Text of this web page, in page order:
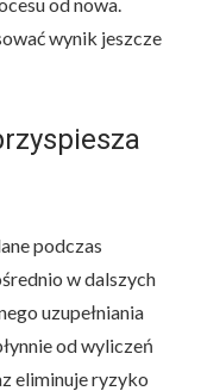
wynik jeszcze
podczas
w dalszych
uzupełniania
od wyliczeń
eliminuje ryzyko